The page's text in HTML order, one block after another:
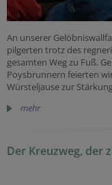
An unserer
pilgerten trotz des
gesamten Weg zu Fuß.
Poysbrunnern feierten
Würsteljause zur
mehr
Der Kreuzweg, der